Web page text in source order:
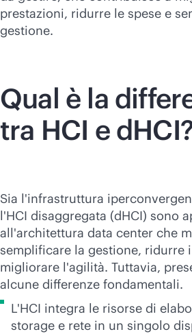
prestazioni, ridurre le spese e
gestione.
Qual è la
tra HCI e
Sia l'infrastruttura
l'HCI disaggregata (dHCI) sono
all'architettura data center che
semplificare la gestione, ridurre
migliorare l'agilità. Tuttavia,
alcune differenze fondamentali.
L'HCI integra le risorse di
storage e rete in un singolo